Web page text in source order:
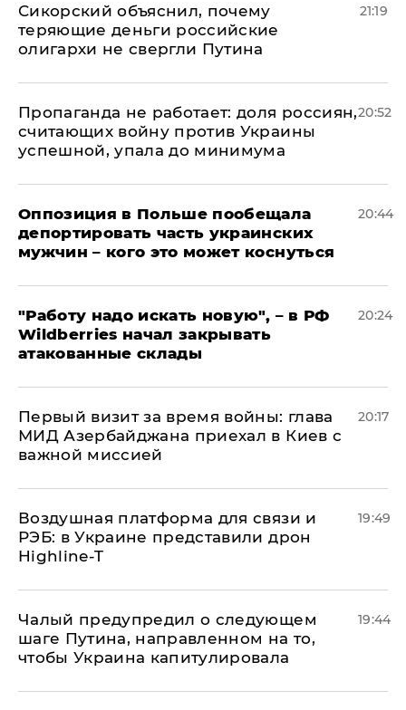
Сикорский объяснил, почему
теряющие деньги российские
олигархи не свергли Путина
21:19
​Пропаганда не работает: доля россиян,
считающих войну против Украины
успешной, упала до минимума
20:52
Оппозиция в Польше пообещала
депортировать часть украинских
мужчин – кого это может коснуться
20:44
"Работу надо искать новую", – в РФ
Wildberries начал закрывать
атакованные склады
20:24
Первый визит за время войны: глава
МИД Азербайджана приехал в Киев с
важной миссией
20:17
Воздушная платформа для связи и
РЭБ: в Украине представили дрон
Highline-T
19:49
Чалый предупредил о следующем
шаге Путина, направленном на то,
чтобы Украина капитулировала
19:44